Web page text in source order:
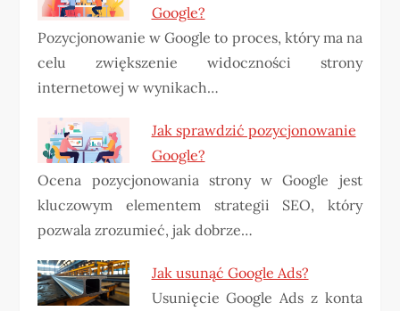
Google?
Pozycjonowanie w Google to proces, który ma na
celu zwiększenie widoczności strony
internetowej w wynikach…
Jak sprawdzić pozycjonowanie
Google?
Ocena pozycjonowania strony w Google jest
kluczowym elementem strategii SEO, który
pozwala zrozumieć, jak dobrze…
Jak usunąć Google Ads?
Usunięcie Google Ads z konta